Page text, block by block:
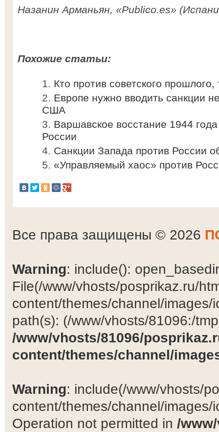
Назанин Арманьян, «Publico.es»
Похожие статьи:
Кто против советского
Европе нужно вводить санкции
США
Варшавское восстание 1944
России
Санкции Запада против России
«Управляемый хаос» против
Все права защищены © 2026
Warning: include():
File(/www/vhosts/posprikaz.ru/
content/themes/channel/
path(s): (/www/vhosts/81096:/
/www/vhosts/81096/
content/themes/channel/
Warning: include(/www/vhosts/
content/themes/channel/
Operation not permitted in /